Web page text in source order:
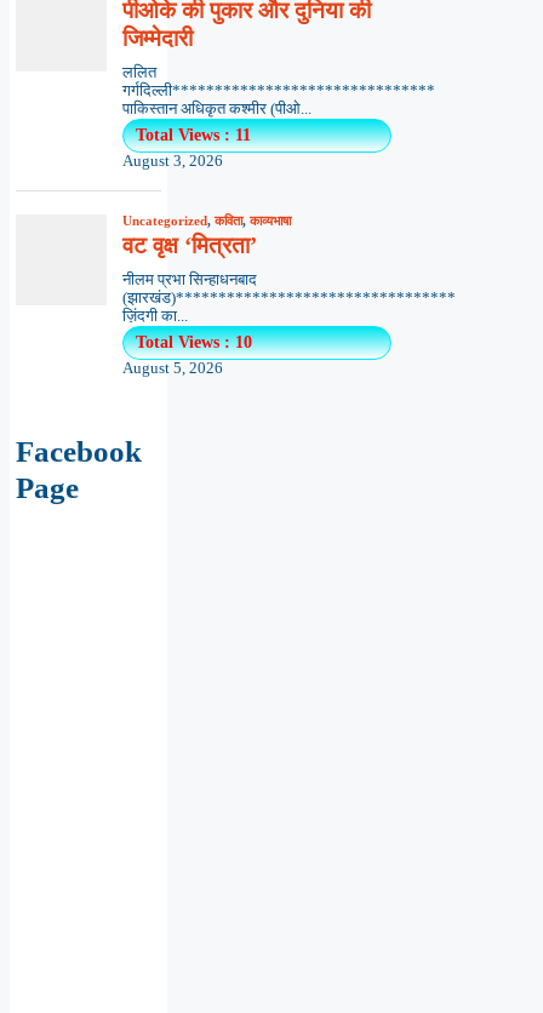
पीओके की पुकार और दुनिया की
जिम्मेदारी
ललित
गर्गदिल्ली*******************************
पाकिस्तान अधिकृत कश्मीर (पीओ...
Total Views : 11
August 3, 2026
Uncategorized,कविता,काव्यभाषा
वट वृक्ष ‘मित्रता’
नीलम प्रभा सिन्हाधनबाद
(झारखंड)*********************************
ज़िंदगी का...
Total Views : 10
August 5, 2026
Facebook
Page